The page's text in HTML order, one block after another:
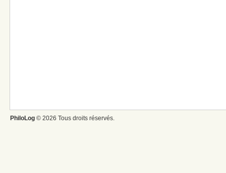
PhiloLog © 2026 Tous droits réservés.